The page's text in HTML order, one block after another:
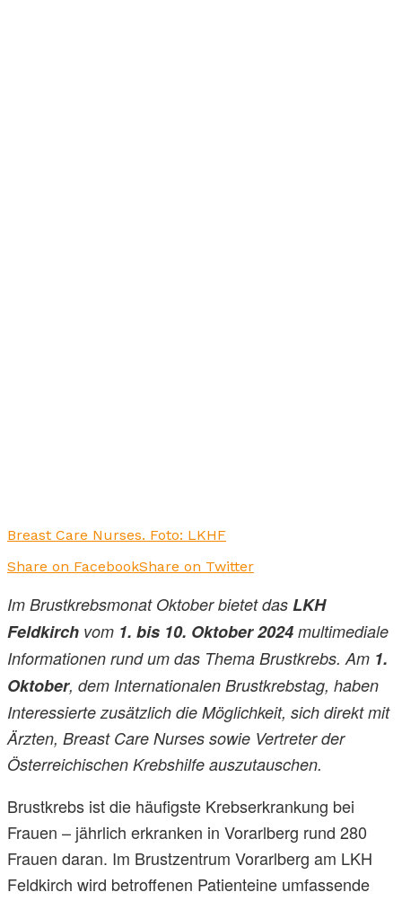
Breast Care Nurses. Foto: LKHF
Share on FacebookShare on Twitter
Im Brustkrebsmonat Oktober bietet das LKH
Feldkirch vom 1. bis 10. Oktober 2024 multimediale
Informationen rund um das Thema Brustkrebs. Am 1.
Oktober, dem Internationalen Brustkrebstag, haben
Interessierte zusätzlich die Möglichkeit, sich direkt mit
Ärzten, Breast Care Nurses sowie Vertreter der
Österreichischen Krebshilfe auszutauschen.
Brustkrebs ist die häufigste Krebserkrankung bei
Frauen – jährlich erkranken in Vorarlberg rund 280
Frauen daran. Im Brustzentrum Vorarlberg am LKH
Feldkirch wird betroffenen Patienteine umfassende